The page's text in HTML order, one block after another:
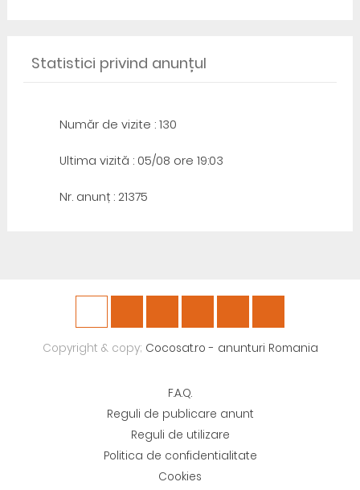
Statistici privind anunțul
Număr de vizite : 130
Ultima vizită : 05/08 ore 19:03
Nr. anunț : 21375
Copyright & copy; Cocosat.ro - anunturi Romania
F.A.Q.
Reguli de publicare anunt
Reguli de utilizare
Politica de confidentialitate
Cookies